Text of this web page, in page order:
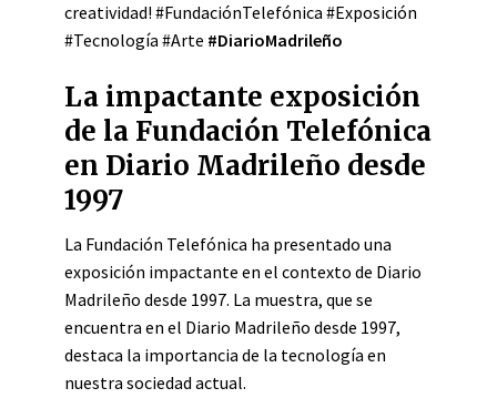
creatividad! #FundaciónTelefónica #Exposición
#Tecnología #Arte #DiarioMadrileño
La impactante exposición
de la Fundación Telefónica
en Diario Madrileño desde
1997
La Fundación Telefónica ha presentado una
exposición impactante en el contexto de Diario
Madrileño desde 1997. La muestra, que se
encuentra en el Diario Madrileño desde 1997,
destaca la importancia de la tecnología en
nuestra sociedad actual.